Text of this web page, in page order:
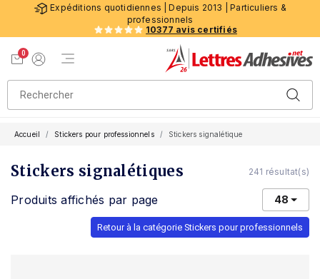
Expéditions quotidiennes | Depuis 2013 | Particuliers &
professionnels
10377 avis certifiés
0
Menu de navigation
Accueil Stickers pour professionnels Stickers signalétique
Stickers signalétiques 241 résultat(s)
Produits affichés par page 48
Retour à la catégorie Stickers pour professionnels